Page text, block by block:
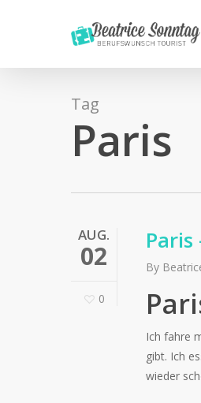
content
Tag
Paris
AUG.
02
0
By
Ich fahre
gibt. Ich
wieder